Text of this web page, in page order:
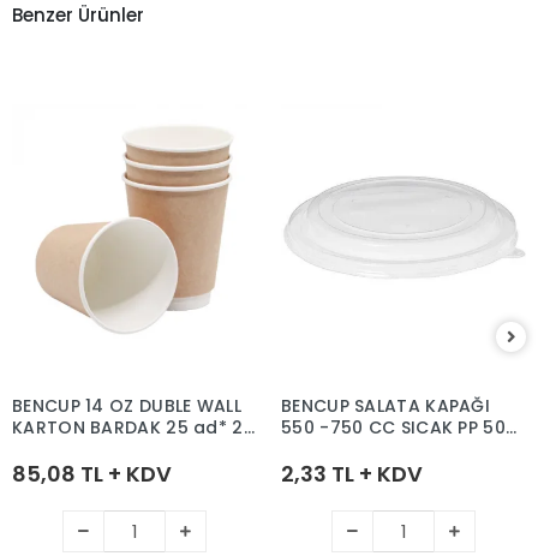
Benzer Ürünler
BENCUP 14 OZ DUBLE WALL
KARTON BARDAK 25 ad* 20
85,08 TL + KDV
BENCUP SALATA KAPAĞI
550 -750 CC SICAK PP 500
2,33 TL + KDV